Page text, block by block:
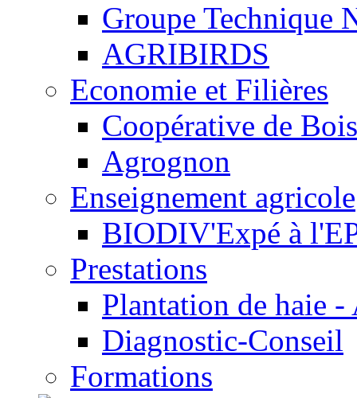
Groupe Technique
AGRIBIRDS
Economie et Filières
Coopérative de
Agrognon
Enseignement agricole
BIODIV'Expé à
Prestations
Plantation de haie
Diagnostic-Conseil
Formations